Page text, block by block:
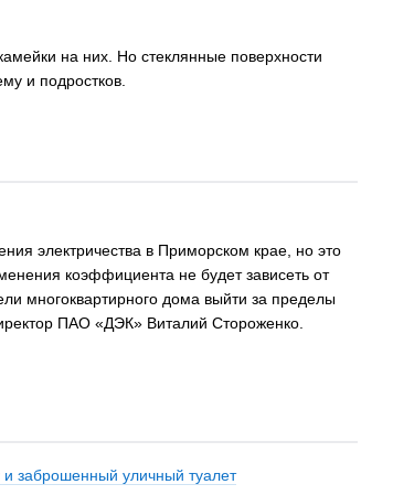
на них. Но стеклянные поверхности
и подростков.
электричества в Приморском крае, но это
коэффициента не будет зависеть от
многоквартирного дома выйти за пределы
ПАО «ДЭК» Виталий Стороженко.
заброшенный уличный туалет